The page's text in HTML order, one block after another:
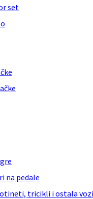
set
na pedale
tricikli i ostala